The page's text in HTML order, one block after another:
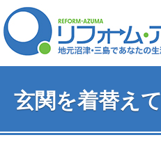
玄関を着替え